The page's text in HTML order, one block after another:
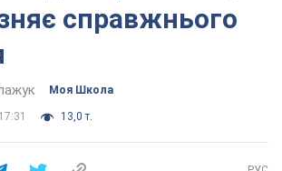
справжнього
Моя Школа
13,0 т.